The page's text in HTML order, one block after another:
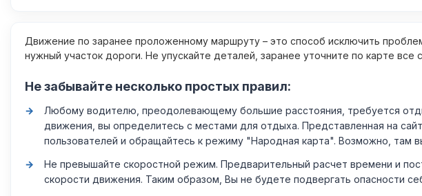
Движение по заранее проложенному маршруту – это способ исключить
нужный участок дороги. Не упускайте деталей, заранее уточните по карте
Не забывайте несколько простых правил:
Любому водителю, преодолевающему большие расстояния, требуется
движения, вы определитесь с местами для отдыха. Представленная на
пользователей и обращайтесь к режиму "Народная карта". Возможно, там
Не превышайте скоростной режим. Предварительный расчет времени и
скорости движения. Таким образом, Вы не будете подвергать опасности